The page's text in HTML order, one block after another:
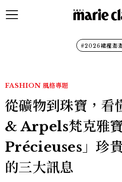
#2026裙襬澎
FASHION 風格專題
從礦物到珠寶，
& Arpels梵克雅
Précieuses」珍
的三大訊息